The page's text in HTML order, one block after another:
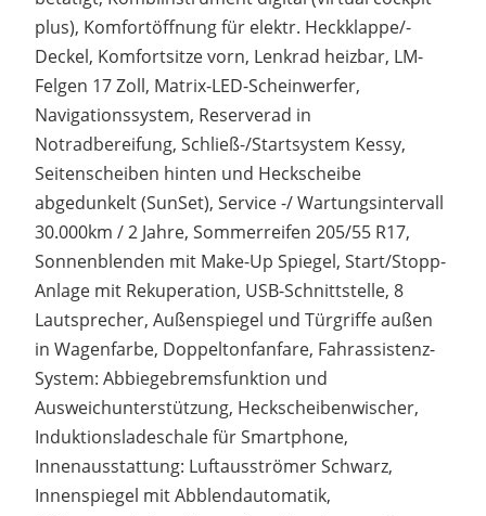
plus), Komfortöffnung für elektr. Heckklappe/-
Deckel, Komfortsitze vorn, Lenkrad heizbar, LM-
Felgen 17 Zoll, Matrix-LED-Scheinwerfer,
Navigationssystem, Reserverad in
Notradbereifung, Schließ-/Startsystem Kessy,
Seitenscheiben hinten und Heckscheibe
abgedunkelt (SunSet), Service -/ Wartungsintervall
30.000km / 2 Jahre, Sommerreifen 205/55 R17,
Sonnenblenden mit Make-Up Spiegel, Start/Stopp-
Anlage mit Rekuperation, USB-Schnittstelle, 8
Lautsprecher, Außenspiegel und Türgriffe außen
in Wagenfarbe, Doppeltonfanfare, Fahrassistenz-
System: Abbiegebremsfunktion und
Ausweichunterstützung, Heckscheibenwischer,
Induktionsladeschale für Smartphone,
Innenausstattung: Luftausströmer Schwarz,
Innenspiegel mit Abblendautomatik,